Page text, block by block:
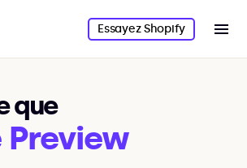
Essayez Shopify
que
Preview